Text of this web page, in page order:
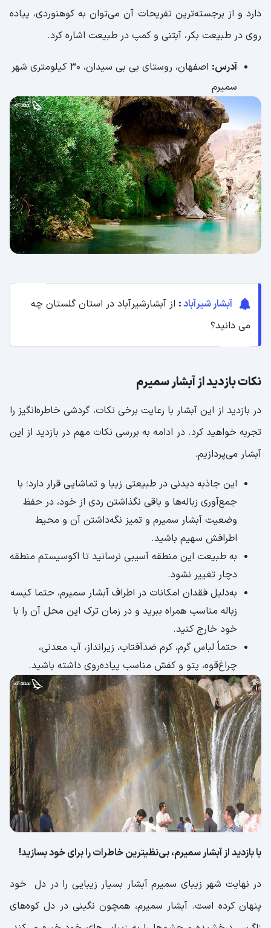
دارد و از برجسته‌ترین تفریحات آن می‌توان به کوهنوردی، پیاده
روی در طبیعت بکر، آبتنی و کمپ در طبیعت اشاره کرد.
آدرس:
اصفهان، روستای بی بی سیدان، 30 کیلومتری شهر
سمیرم
آبشار شیرآباد: از آبشارشیرآباد در استان گلستان چه
می دانید؟
نکات بازدید از آبشار سمیرم
در بازدید از این آبشار با رعایت برخی نکات، گردشی خاطره‌انگیز را
تجربه خواهید کرد. در ادامه به بررسی نکات مهم در بازدید از این
آبشار می‌پردازیم.
این جاذبه دیدنی در طبیعتی زیبا و تماشایی قرار دارد؛ با
جمع‌آوری زباله‌ها و باقی نگذاشتن ردی از خود، در حفظ
وضعیت آبشار سمیرم و تمیز نگه‌داشتن آن و محیط
اطرافش سهیم باشید.
به طبیعت این منطقه آسیبی نرسانید تا اکوسیستم منطقه
دچار تغییر نشود.
به‌دلیل فقدان امکانات در اطراف آبشار سمیرم، حتما کیسه
زباله مناسب همراه ببرید و در زمان ترک این محل آن را با
خود خارج کنید.
حتماً لباس گرم، کرم ضدآفتاب، زیرانداز، آب معدنی،
چراغ‌قوه، پتو و کفش مناسب پیاده‌روی داشته باشید.
با بازدید از آبشار سمیرم، بی‌نظیترین خاطرات را برای خود بسازید!
در نهایت شهر زیبای سمیرم آبشار بسیار زیبایی را در دل خود
پنهان کرده است. آبشار سمیرم، همچون نگینی در دل کوه‌های